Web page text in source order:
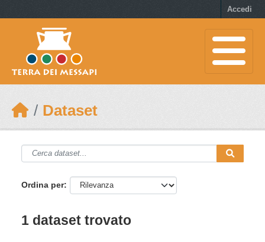
Accedi
Dataset
Ordina per
1 dataset trovato